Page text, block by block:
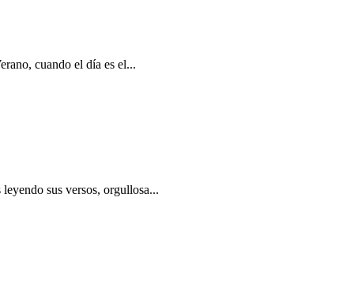
cuando el día es el...
sus versos, orgullosa...